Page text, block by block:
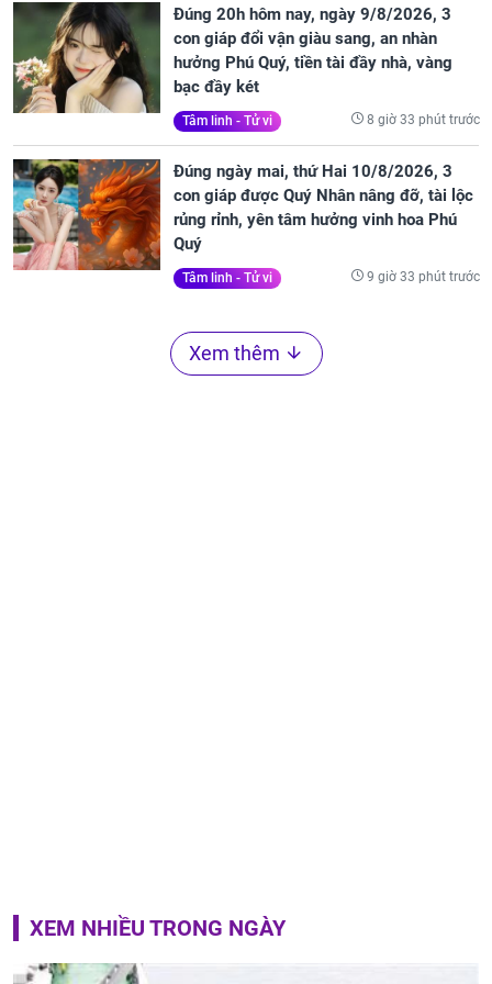
Đúng 20h hôm nay, ngày 9/8/2026, 3
con giáp đổi vận giàu sang, an nhàn
hưởng Phú Quý, tiền tài đầy nhà, vàng
bạc đầy két
Tâm linh - Tử vi 8 giờ 33 phút trước
Đúng ngày mai, thứ Hai 10/8/2026, 3
con giáp được Quý Nhân nâng đỡ, tài lộc
rủng rỉnh, yên tâm hưởng vinh hoa Phú
Quý
Tâm linh - Tử vi 9 giờ 33 phút trước
Xem thêm
XEM NHIỀU TRONG NGÀY